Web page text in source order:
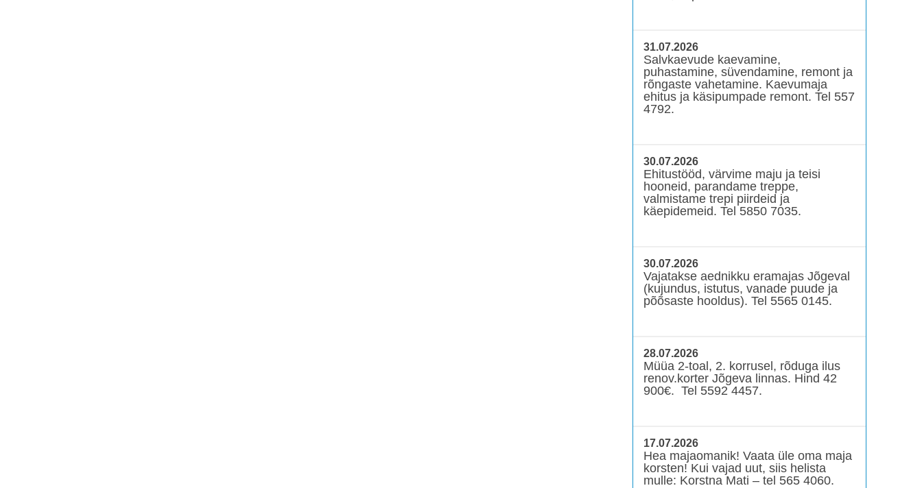
31.07.2026
Salvkaevude kaevamine,
puhastamine, süvendamine, remont ja
rõngaste vahetamine. Kaevumaja
ehitus ja käsipumpade remont. Tel 557
4792.
30.07.2026
Ehitustööd, värvime maju ja teisi
hooneid, parandame treppe,
valmistame trepi piirdeid ja
käepidemeid. Tel 5850 7035.
30.07.2026
Vajatakse aednikku eramajas Jõgeval
(kujundus, istutus, vanade puude ja
põõsaste hooldus). Tel 5565 0145.
28.07.2026
Müüa 2-toal, 2. korrusel, rõduga ilus
renov.korter Jõgeva linnas. Hind 42
900€. Tel 5592 4457.
17.07.2026
Hea majaomanik! Vaata üle oma maja
korsten! Kui vajad uut, siis helista
mulle: Korstna Mati – tel 565 4060.